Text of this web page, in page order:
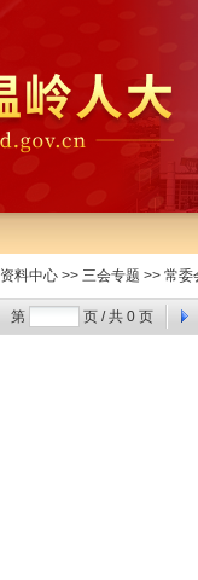
资料中心 >> 三会专题 >> 常委
第 页 / 共 0 页